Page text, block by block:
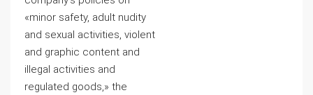
«minor safety, adult nudity
and sexual activities, violent
and graphic content and
illegal activities and
regulated goods,» the